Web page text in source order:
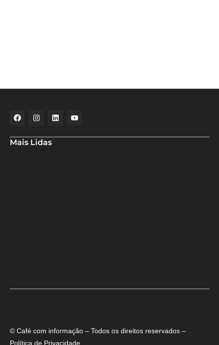
Mais Lidas
© Café com informação – Todos os direitos reservados –
Política de Privacidade